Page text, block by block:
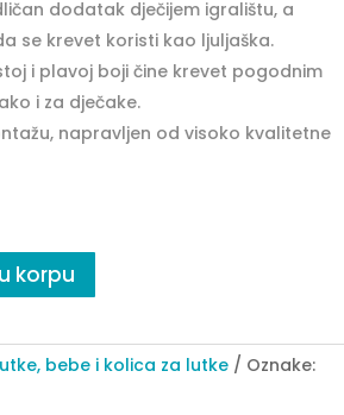
dodatak dječijem igralištu, a
se krevet koristi kao ljuljaška.
i plavoj boji čine krevet pogodnim
i za dječake.
napravljen od visoko kvalitetne
korpu
bebe i kolica za lutke
Oznake: